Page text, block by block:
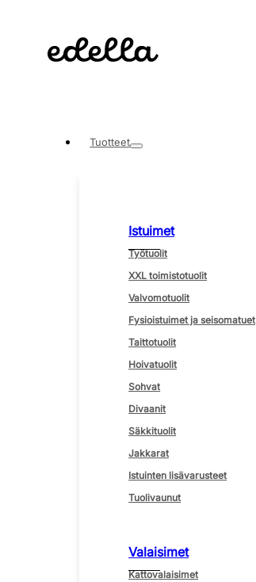
Tuotteet
Istuimet
Työtuolit
XXL toimistotuolit
Valvomotuolit
Fysioistuimet ja seisomatuet
Taittotuolit
Hoivatuolit
Sohvat
Divaanit
Säkkituolit
Jakkarat
Istuinten lisävarusteet
Tuolivaunut
Valaisimet
Kattovalaisimet